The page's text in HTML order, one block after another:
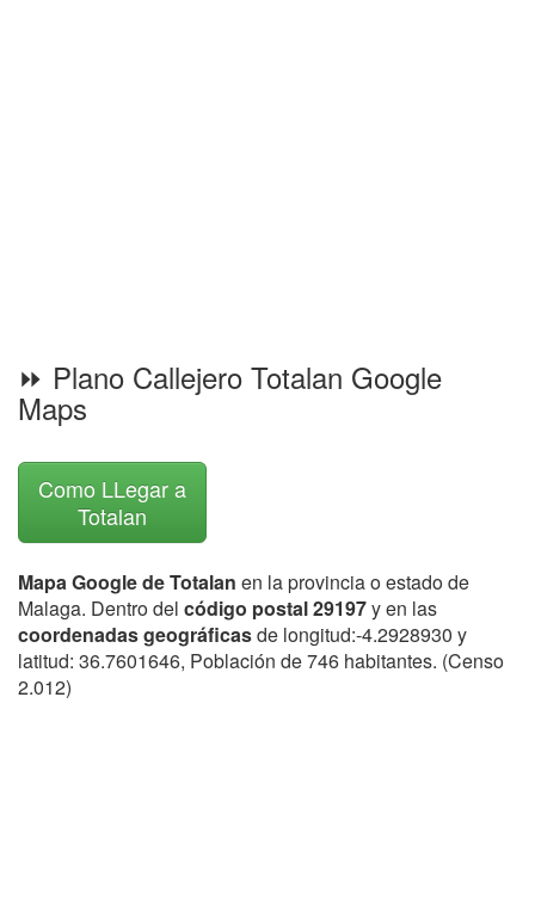
⏩ Plano Callejero Totalan Google
Maps
Como LLegar a
Totalan
Mapa Google de Totalan en la provincia o estado de
Malaga. Dentro del código postal 29197y en las
coordenadas geográficasde longitud:-4.2928930 y
latitud: 36.7601646, Población de 746 habitantes. (Censo
2.012)